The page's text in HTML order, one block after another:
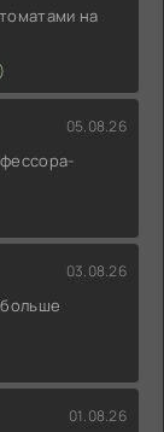
на
05.08.26
03.08.26
01.08.26